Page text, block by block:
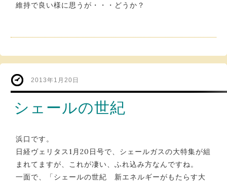
維持で良い様に思うが・・・どうか？
2013年1月20日
シェールの世紀
浜口です。
日経ヴェリタス1月20日号で、シェールガスの大特集が組
まれてますが、これが凄い、ふれ込み方なんですね。
一面で、「シェールの世紀 新エネルギーがもたらす大